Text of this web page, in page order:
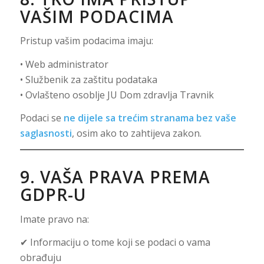
VAŠIM PODACIMA
Pristup vašim podacima imaju:
• Web administrator
• Službenik za zaštitu podataka
• Ovlašteno osoblje JU Dom zdravlja Travnik
Podaci se ne dijele sa trećim stranama bez vaše
saglasnosti, osim ako to zahtijeva zakon.
9. VAŠA PRAVA PREMA
GDPR-U
Imate pravo na:
✔ Informaciju o tome koji se podaci o vama
obrađuju